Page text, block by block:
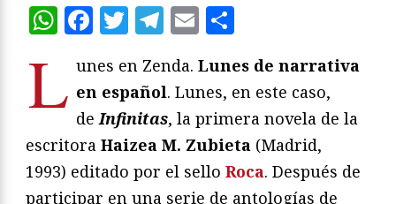
WhatsApp
Facebook
Twitter
Telegram
Email
L unes en Zenda. Lunes de narrativa
en español. Lunes, en este caso,
deInfinitas, la primera novela de la
escritora Haizea M. Zubieta (Madrid,
1993) editado por el sello Roca. Después de
participar en una serie de antologías de